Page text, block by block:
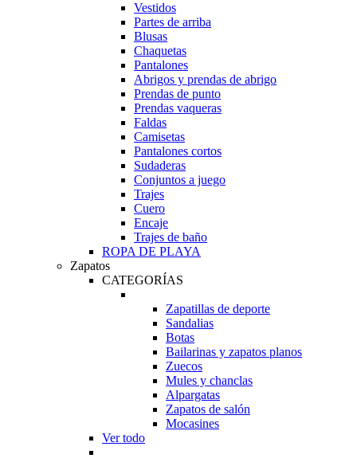
Vestidos
Partes de arriba
Blusas
Chaquetas
Pantalones
Abrigos y prendas de abrigo
Prendas de punto
Prendas vaqueras
Faldas
Camisetas
Pantalones cortos
Sudaderas
Conjuntos a juego
Trajes
Cuero
Encaje
Trajes de baño
ROPA DE PLAYA
Zapatos
CATEGORÍAS
Zapatillas de deporte
Sandalias
Botas
Bailarinas y zapatos planos
Zuecos
Mules y chanclas
Alpargatas
Zapatos de salón
Mocasines
Ver todo